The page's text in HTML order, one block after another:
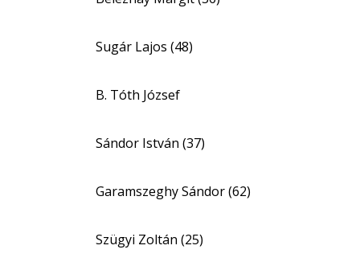
Sugár Lajos (48)
B. Tóth József
Sándor István (37)
Garamszeghy Sándor (62)
Szügyi Zoltán (25)